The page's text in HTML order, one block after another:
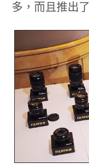
多，而且推出